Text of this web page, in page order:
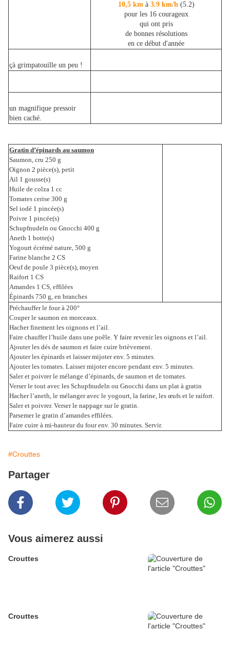
10,5 kmà 3.9 km/h(5.2)
pour les 16 courageux
qui ont pris
de bonnes résolutions
en ce début d'année
çà grimpatouille un peu !
un magnifique pressoir
bien caché.
Gratin d’épinards au saumon
Saumon, cru 250 g
Oignon 2 pièce(s), petit
Ail 1 gousse(s)
Huile de colza 1 cc
Tomates cerise 300 g
Sel iodé 1 pincée(s)
Poivre 1 pincée(s)
Schupfnudeln ou Gnocchi 400 g
Aneth 1 botte(s)
Yogourt écrémé nature, 500 g
Farine blanche 2 CS
Oeuf de poule 3 pièce(s), moyen
Raifort 1 CS
Amandes 1 CS, effilées
Épinards 750 g, en branches
Préchauffer le four à 200°
Couper le saumon en morceaux.
Hacher finement les oignons et l’ail.
Faire chauffer l’huile dans une poêle. Y faire revenir les oignons et l’ail.
Ajouter les dés de saumon et faire cuire brièvement.
Ajouter les épinards et laisser mijoter env. 5 minutes.
Ajouter les tomates. Laisser mijoter encore pendant env. 5 minutes.
Saler et poivrer le mélange d’épinards, de saumon et de tomates.
Verser le tout avec les Schupfnudeln ou Gnocchi dans un plat à gratin
Hacher l’aneth, le mélanger avec le yogourt, la farine, les œufs et le raifort.
Saler et poivrer. Verser le nappage sur le gratin.
Parsemer le gratin d’amandes effilées.
Faire cuire à mi-hauteur du four env. 30 minutes. Servir.
#Crouttes
Partager
Vous aimerez aussi
Crouttes
Crouttes